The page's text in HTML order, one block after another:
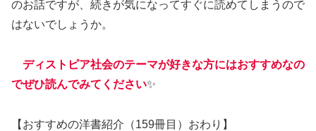
のお話ですが、続きが気になってすぐに読めてしまうので
はないでしょうか。
ディストピア社会のテーマが好きな方にはおすすめなの
でぜひ読んでみてください✨
【おすすめの洋書紹介（159冊目）おわり】